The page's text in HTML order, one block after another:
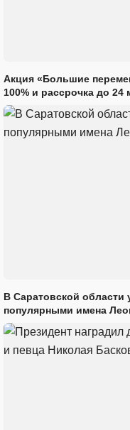
Акция «Большие
100% и рассрочка до
В Саратовской области
популярными имена